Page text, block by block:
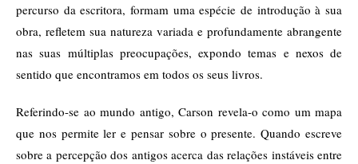
percurso da escritora, formam uma espécie de introdução à sua
obra, refletem sua natureza variada e profundamente abrangente
nas suas múltiplas preocupações, expondo temas e nexos de
sentido que encontramos em todos os seus livros.
Referindo-se ao mundo antigo, Carson revela-o como um mapa
que nos permite ler e pensar sobre o presente. Quando escreve
sobre a percepção dos antigos acerca das relações instáveis entre